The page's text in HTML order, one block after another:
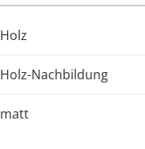
Holz
Holz-Nachbildung
matt